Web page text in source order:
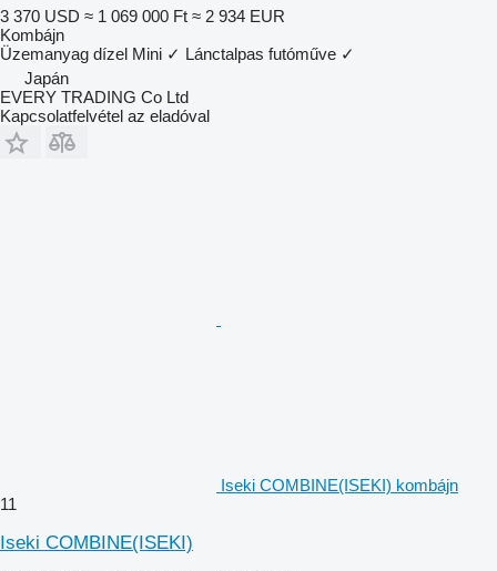
3 370 USD ≈ 1 069 000 Ft ≈ 2 934 EUR
Kombájn
Üzemanyag dízel Mini ✓ Lánctalpas futóműve ✓
Japán
EVERY TRADING Co Ltd
Kapcsolatfelvétel az eladóval
Iseki COMBINE(ISEKI) kombájn
11
Iseki COMBINE(ISEKI)